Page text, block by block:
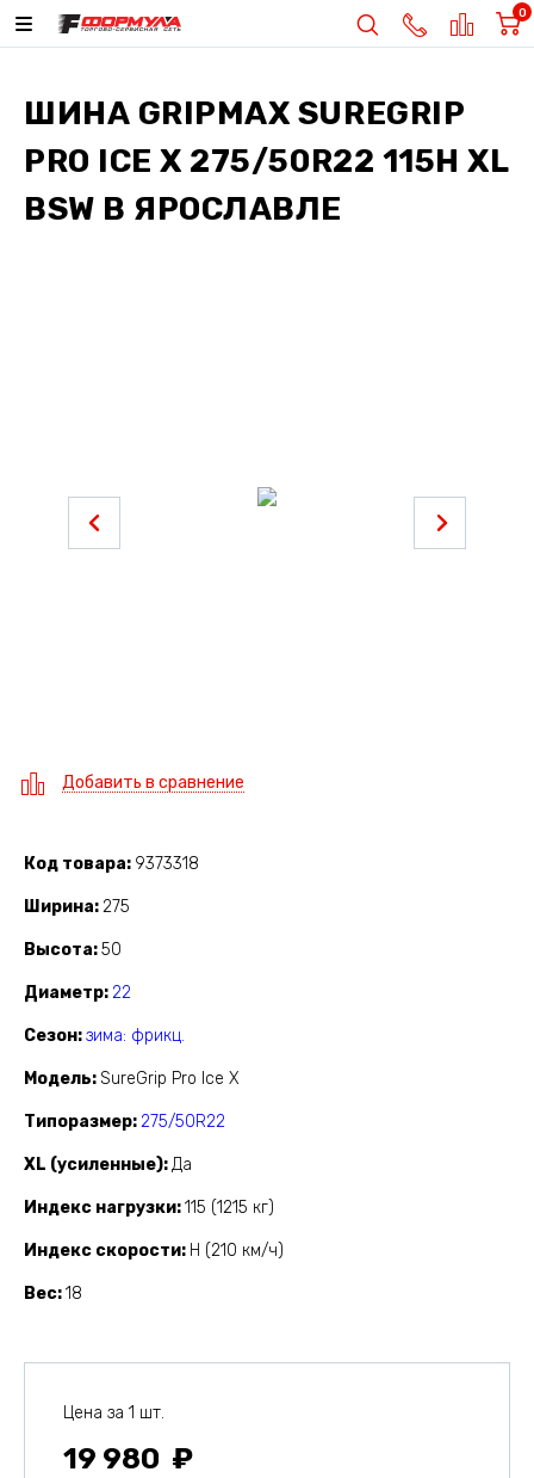
0
ШИНА GRIPMAX SUREGRIP
PRO ICE X 275/50R22 115H XL
BSW В ЯРОСЛАВЛЕ
Добавить в сравнение
Код товара 9373318
Ширина 275
Высота 50
Диаметр 22
Сезон зима: фрикц.
Модель SureGrip Pro Ice X
Типоразмер 275/50R22
XL (усиленные) Да
Индекс нагрузки 115 (1215 кг)
Индекс скорости H (210 км/ч)
Вес 18
Цена за 1 шт.
19 980